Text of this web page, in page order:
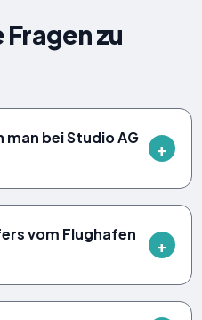
zu
man bei Studio AG
vom Flughafen